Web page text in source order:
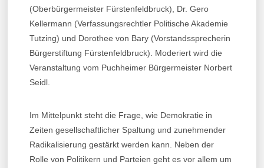
(Oberbürgermeister Fürstenfeldbruck), Dr. Gero
Kellermann (Verfassungsrechtler Politische Akademie
Tutzing) und Dorothee von Bary (Vorstandssprecherin
Bürgerstiftung Fürstenfeldbruck). Moderiert wird die
Veranstaltung vom Puchheimer Bürgermeister Norbert
Seidl.
Im Mittelpunkt steht die Frage, wie Demokratie in
Zeiten gesellschaftlicher Spaltung und zunehmender
Radikalisierung gestärkt werden kann. Neben der
Rolle von Politikern und Parteien geht es vor allem um